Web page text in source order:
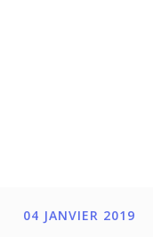
04 JANVIER 2019